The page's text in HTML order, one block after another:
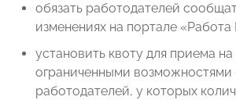
обязать работодателей
изменениях на портале
установить квоту для приема
ограниченными возможностями
работодателей, у которых